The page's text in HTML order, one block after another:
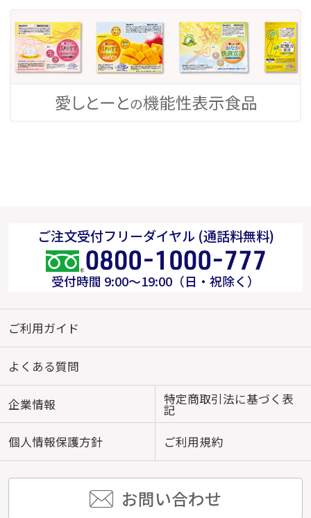
ご注文受付フリーダイヤル (通話料無料)
受付時間 9:00～19:00（日・祝除く）
ご利用ガイド
よくある質問
企業情報 特定商取引法に基づく表
記
個人情報保護方針
ご利用規約
お問い合わせ